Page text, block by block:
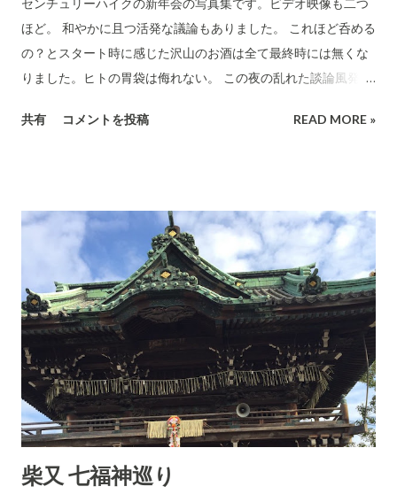
インターネットにつなぐことが出来ました。インターネットで
NHKテレビも見てました。あのすごい津波の映像も実況で見え
ました。この時は、電気以上にインターネットがインフラとし
に繋がっていれば情報が入るので正しい行動、正しい判断がで
センチュリーハイクの新年会の写真集です。ビデオ映像も二つ
ほど。 和やかに且つ活発な議論もありました。 これほど呑める
の？とスタート時に感じた沢山のお酒は全て最終時には無くな
りました。ヒトの胃袋は侮れない。 この夜の乱れた談論風発を
イキングの写真はこちらです。 このページ下方にある「ラベ
共有 コメントを投稿 READ MORE »
柴又 七福神巡り